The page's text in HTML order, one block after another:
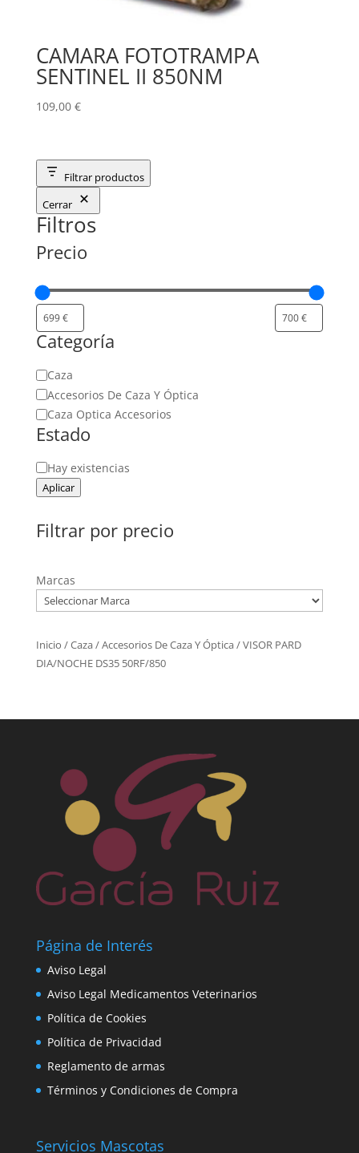
CAMARA FOTOTRAMPA
SENTINEL II 850NM
109,00 €
Filtrar productos
Cerrar
Filtros
Precio
Categoría
Categoría
Caza
Accesorios De Caza Y Óptica
Caza Optica Accesorios
Estado
Estado
Hay existencias
Aplicar
Filtrar por precio
Marcas
Inicio /Caza/Accesorios De Caza Y Óptica/ VISOR PARD
DIA/NOCHE DS35 50RF/850
Página de Interés
Aviso Legal
Aviso Legal Medicamentos Veterinarios
Política de Cookies
Política de Privacidad
Reglamento de armas
Términos y Condiciones de Compra
Servicios Mascotas